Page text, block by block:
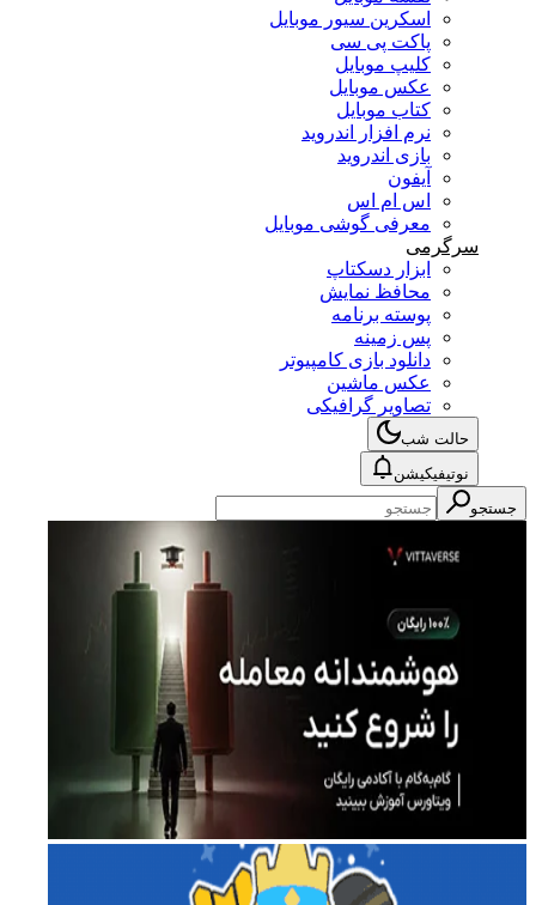
اسکرین سیور موبایل
پاکت پی سی
کلیپ موبایل
عکس موبایل
کتاب موبایل
نرم افزار اندروید
بازی اندروید
آیفون
اس ام اس
معرفی گوشی موبایل
سرگرمی
ابزار دسکتاپ
محافظ نمایش
پوسته برنامه
پس زمینه
دانلود بازی کامپیوتر
عکس ماشین
تصاویر گرافیکی
حالت شب
نوتیفیکیشن
جستجو